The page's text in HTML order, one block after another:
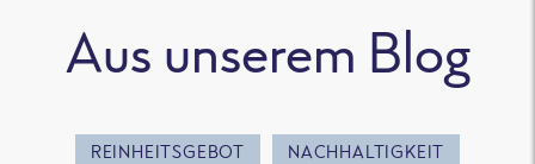
Aus unserem Blog
REINHEITSGEBOT NACHHALTIGKEIT